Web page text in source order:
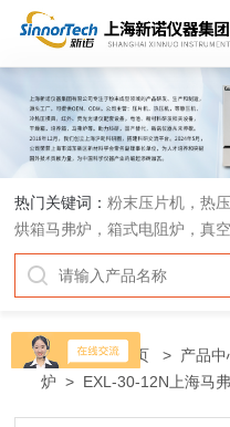
热门关键词：粉末压片机，热
烘箱马弗炉，箱式电阻炉，真
当前位置：首页 > 产品中
炉 > EXL-30-12N上海马